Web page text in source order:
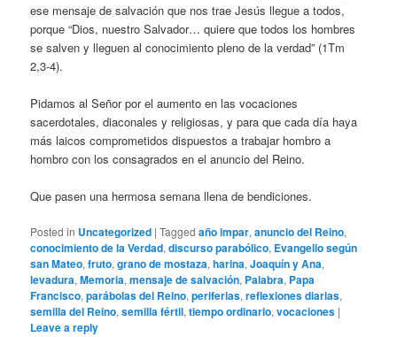
ese mensaje de salvación que nos trae Jesús llegue a todos,
porque “Dios, nuestro Salvador… quiere que todos los hombres
se salven y lleguen al conocimiento pleno de la verdad” (1Tm
2,3-4).
Pidamos al Señor por el aumento en las vocaciones
sacerdotales, diaconales y religiosas, y para que cada día haya
más laicos comprometidos dispuestos a trabajar hombro a
hombro con los consagrados en el anuncio del Reino.
Que pasen una hermosa semana llena de bendiciones.
Posted in Uncategorized |Tagged año impar,anuncio del Reino,
conocimiento de la Verdad,discurso parabólico, Evangelio según
san Mateo,fruto,grano de mostaza,harina,Joaquín y Ana,
levadura,Memoria,mensaje de salvación, Palabra, Papa
Francisco,parábolas del Reino,periferias,reflexiones diarias,
semilla del Reino,semilla fértil,tiempo ordinario,vocaciones |
Leave a reply